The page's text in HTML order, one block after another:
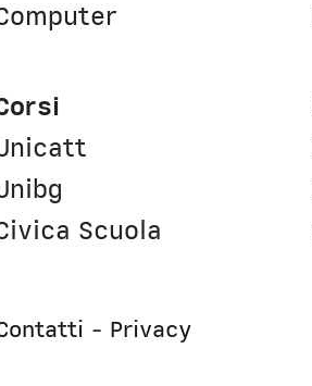
Scuola
- Privacy